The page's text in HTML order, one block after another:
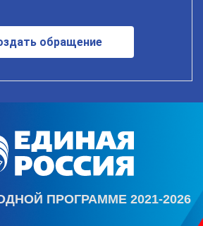
обращение
ПРОГРАММЕ 2021-2026